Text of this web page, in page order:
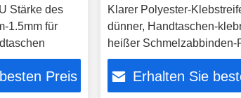
Stärke des
1.5mm für
Preis
Klarer Polyester-
dünner, Handtaschen-
heißer Schmelzabbinden-
860mm
Erhalten Sie